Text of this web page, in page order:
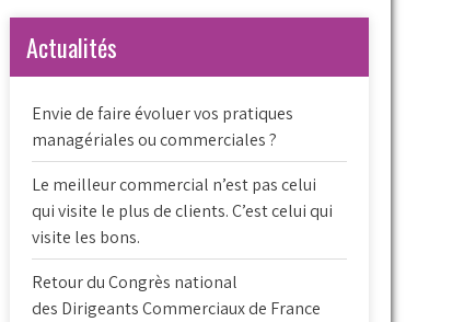
Actualités
Envie de faire évoluer vos pratiques
managériales ou commerciales ?
Le meilleur commercial n’est pas celui
qui visite le plus de clients. C’est celui qui
visite les bons.
Retour du Congrès national
des Dirigeants Commerciaux de France